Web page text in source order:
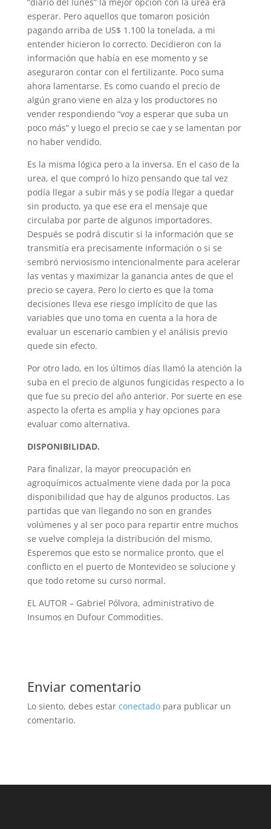
esperar. Pero aquellos que tomaron posición
pagando arriba de US$ 1.100 la tonelada, a mi
entender hicieron lo correcto. Decidieron con la
información que había en ese momento y se
aseguraron contar con el fertilizante. Poco suma
ahora lamentarse. Es como cuando el precio de
algún grano viene en alza y los productores no
vender respondiendo “voy a esperar que suba un
poco más” y luego el precio se cae y se lamentan por
no haber vendido.
Es la misma lógica pero a la inversa. En el caso de la
urea, el que compró lo hizo pensando que tal vez
podía llegar a subir más y se podía llegar a quedar
sin producto, ya que ese era el mensaje que
circulaba por parte de algunos importadores.
Después se podrá discutir si la información que se
transmitía era precisamente información o si se
sembró nerviosismo intencionalmente para acelerar
las ventas y maximizar la ganancia antes de que el
precio se cayera. Pero lo cierto es que la toma
decisiones lleva ese riesgo implícito de que las
variables que uno toma en cuenta a la hora de
evaluar un escenario cambien y el análisis previo
quede sin efecto.
Por otro lado, en los últimos días llamó la atención la
suba en el precio de algunos fungicidas respecto a lo
que fue su precio del año anterior. Por suerte en ese
aspecto la oferta es amplia y hay opciones para
evaluar como alternativa.
DISPONIBILIDAD.
Para finalizar, la mayor preocupación en
agroquímicos actualmente viene dada por la poca
disponibilidad que hay de algunos productos. Las
partidas que van llegando no son en grandes
volúmenes y al ser poco para repartir entre muchos
se vuelve compleja la distribución del mismo.
Esperemos que esto se normalice pronto, que el
conflicto en el puerto de Montevideo se solucione y
que todo retome su curso normal.
EL AUTOR – Gabriel Pólvora, administrativo de
Insumos en Dufour Commodities.
Enviar comentario
Lo siento, debes estar conectadopara publicar un
comentario.